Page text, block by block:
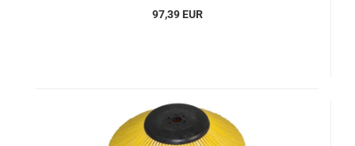
97,39 EUR